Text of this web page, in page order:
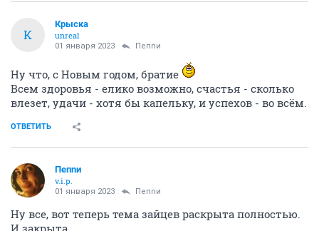
К
Крыска
unreal
01 января 2023 Пепnи
Ну что, с Новым годом, братие
Всем здоровья - елико возможно, счастья - сколько
влезет, удачи - хотя бы капельку, и успехов - во всём.
ОТВЕТИТЬ
Пепnи
v.i.p.
01 января 2023 Пепnи
Ну все, вот теперь тема зайцев раскрыта полностью.
И закрыта.